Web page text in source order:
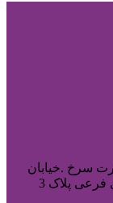
سرخ .خیابان
پلاک 3